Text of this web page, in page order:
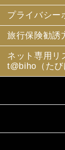
プライバシー
旅行保険勧誘
ネット専用リ
t@biho（たび